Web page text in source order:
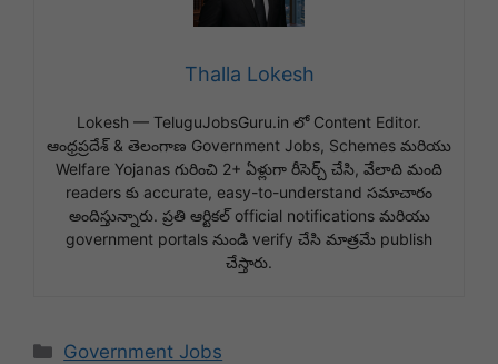
Thalla Lokesh
Lokesh — TeluguJobsGuru.in లో Content Editor.
ఆంధ్రప్రదేశ్ & తెలంగాణ Government Jobs, Schemes మరియు
Welfare Yojanas గురించి 2+ ఏళ్లుగా రీసెర్చ్ చేసి, వేలాది మంది
readers కు accurate, easy-to-understand సమాచారం
అందిస్తున్నారు. ప్రతి ఆర్టికల్ official notifications మరియు
government portals నుండి verify చేసి మాత్రమే publish
చేస్తారు.
Categories
Government Jobs